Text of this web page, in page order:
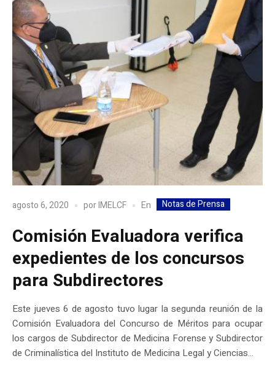
agosto 6, 2020 porIMELCF En Notas de Prensa
Comisión Evaluadora verifica
expedientes de los concursos
para Subdirectores
Este jueves 6 de agosto tuvo lugar la segunda reunión de la
Comisión Evaluadora del Concurso de Méritos para ocupar
los cargos de Subdirector de Medicina Forense y Subdirector
de Criminalística del Instituto de Medicina Legal y Ciencias...